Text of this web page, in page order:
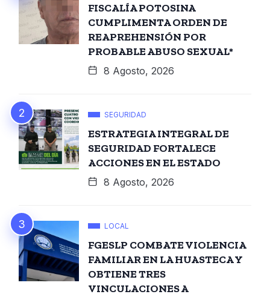
FISCALÍA POTOSINA
CUMPLIMENTA ORDEN DE
REAPREHENSIÓN POR
PROBABLE ABUSO SEXUAL*
8 Agosto, 2026
SEGURIDAD
ESTRATEGIA INTEGRAL DE
SEGURIDAD FORTALECE
ACCIONES EN EL ESTADO
8 Agosto, 2026
LOCAL
FGESLP COMBATE VIOLENCIA
FAMILIAR EN LA HUASTECA Y
OBTIENE TRES
VINCULACIONES A